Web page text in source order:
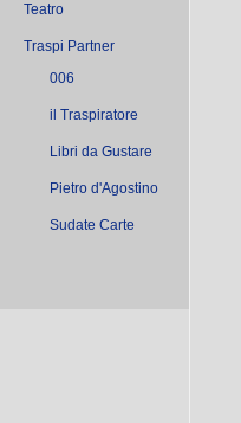
Teatro
Traspi Partner
006
il Traspiratore
Libri da Gustare
Pietro d'Agostino
Sudate Carte